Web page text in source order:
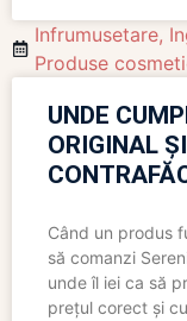
Infrumusetare,
Produse
UNDE
ORIGINAL
Când un produs
să comanzi
unde îl iei ca să
prețul corect și